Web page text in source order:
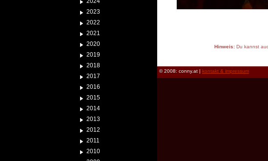
2023
2022
2021
2020
2019
2018
2017
2016
2015
2014
2013
2012
2011
2010
Hinweis:Du kannst
© 2008: conny.at | kontakt & impressum